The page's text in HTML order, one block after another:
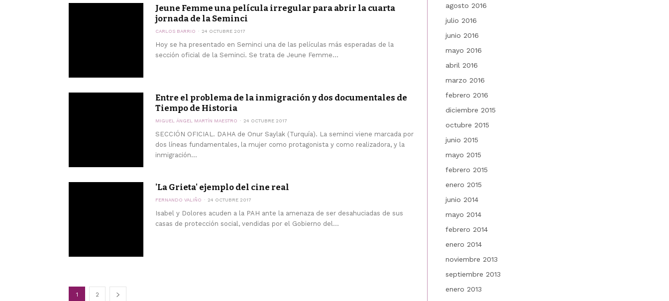
Jeune Femme una película irregular para abrir la cuarta
jornada de la Seminci
CARLOS BARRIO 24 OCTUBRE 2017
Hoy se ha presentado en Seminci una de las películas más esperadas de la
sección oficial de la Seminci. Se trata de Jeune Femme...
Entre el problema de la inmigración y dos documentales de
Tiempo de Historia
MIGUEL ÁNGEL MARTÍN MAESTRO 24 OCTUBRE 2017
SECCIÓN OFICIAL. DAHA de Onur Saylak (Turquía). La seminci viene marcada por
dos líneas fundamentales, la mujer como protagonista y como realizadora, y la
inmigración...
'La Grieta' ejemplo del cine real
FERNANDO VALIÑO 24 OCTUBRE 2017
Isabel y Dolores acuden a la PAH ante la amenaza de ser desahuciadas de sus
casas de protección social, vendidas por el Gobierno del...
1 2
agosto 2016
julio 2016
junio 2016
mayo 2016
abril 2016
marzo 2016
febrero 2016
diciembre 2015
octubre 2015
junio 2015
mayo 2015
febrero 2015
enero 2015
junio 2014
mayo 2014
febrero 2014
enero 2014
noviembre 2013
septiembre 2013
enero 2013